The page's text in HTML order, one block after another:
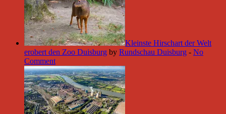
Kleinste Hirschart der Welt
erobert den Zoo Duisburg by Rundschau Duisburg - No
Comment